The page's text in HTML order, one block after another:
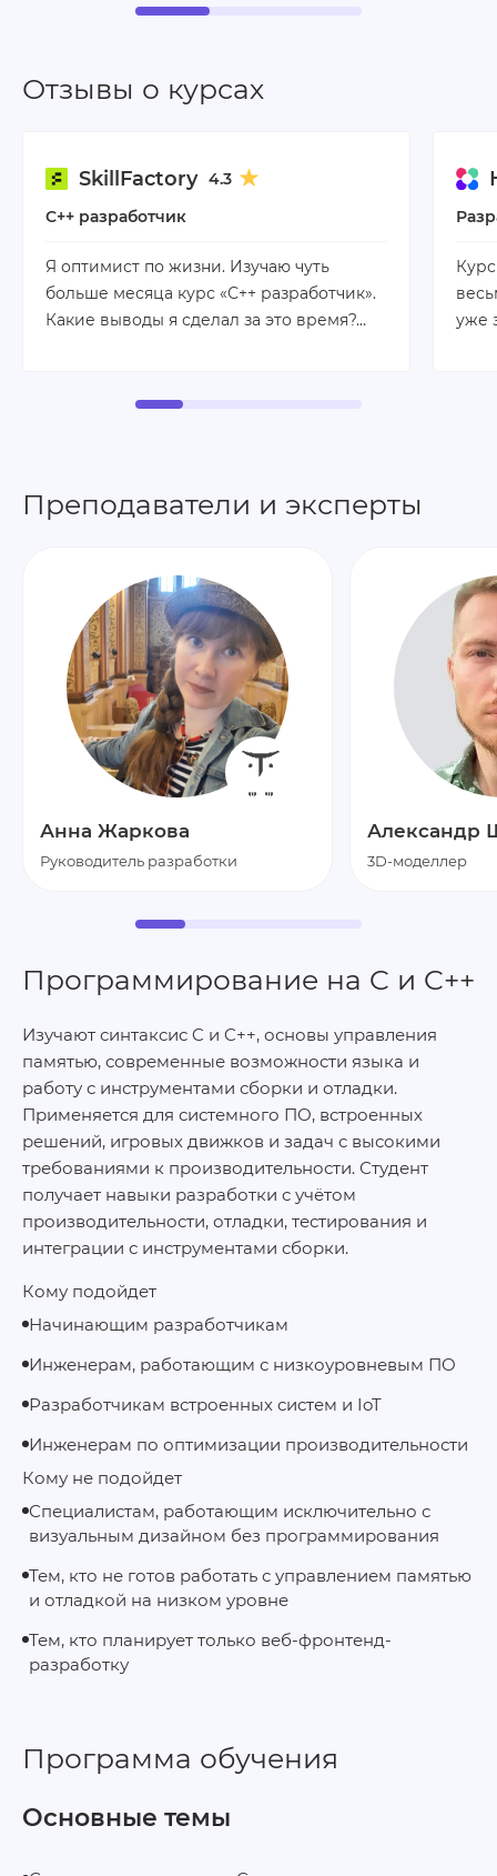
Отзывы о курсах
SkillFactory 4.3
C++ разработчик
Я оптимист по жизни. Изучаю чуть
больше месяца курс «С++ разработчик».
Какие выводы я сделал за это время?…
уже
Преподаватели и эксперты
Анна Жаркова
Руководитель разработки
Александр
3D-моделлер
Программирование на C и C++
Изучают синтаксис C и C++, основы управления
памятью, современные возможности языка и
работу с инструментами сборки и отладки.
Применяется для системного ПО, встроенных
решений, игровых движков и задач с высокими
требованиями к производительности. Студент
получает навыки разработки с учётом
производительности, отладки, тестирования и
интеграции с инструментами сборки.
Кому подойдет
Начинающим разработчикам
Инженерам, работающим с низкоуровневым ПО
Разработчикам встроенных систем и IoT
Инженерам по оптимизации производительности
Кому не подойдет
Специалистам, работающим исключительно с
визуальным дизайном без программирования
Тем, кто не готов работать с управлением памятью
и отладкой на низком уровне
Тем, кто планирует только веб‑фронтенд-
разработку
Программа обучения
Основные темы